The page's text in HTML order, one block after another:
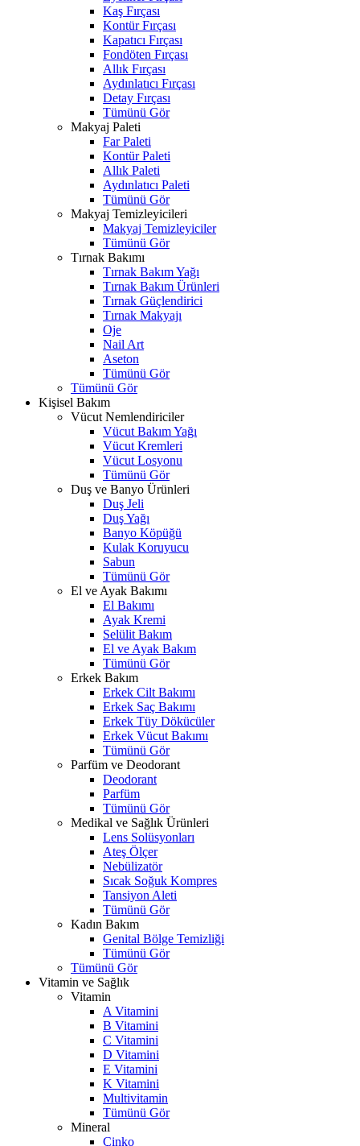
Kaş Fırçası
Kontür Fırçası
Kapatıcı Fırçası
Fondöten Fırçası
Allık Fırçası
Aydınlatıcı Fırçası
Detay Fırçası
Tümünü Gör
Makyaj Paleti
Far Paleti
Kontür Paleti
Allık Paleti
Aydınlatıcı Paleti
Tümünü Gör
Makyaj Temizleyicileri
Makyaj Temizleyiciler
Tümünü Gör
Tırnak Bakımı
Tırnak Bakım Yağı
Tırnak Bakım Ürünleri
Tırnak Güçlendirici
Tırnak Makyajı
Oje
Nail Art
Aseton
Tümünü Gör
Tümünü Gör
Kişisel Bakım
Vücut Nemlendiriciler
Vücut Bakım Yağı
Vücut Kremleri
Vücut Losyonu
Tümünü Gör
Duş ve Banyo Ürünleri
Duş Jeli
Duş Yağı
Banyo Köpüğü
Kulak Koruyucu
Sabun
Tümünü Gör
El ve Ayak Bakımı
El Bakımı
Ayak Kremi
Selülit Bakım
El ve Ayak Bakım
Tümünü Gör
Erkek Bakım
Erkek Cilt Bakımı
Erkek Saç Bakımı
Erkek Tüy Dökücüler
Erkek Vücut Bakımı
Tümünü Gör
Parfüm ve Deodorant
Deodorant
Parfüm
Tümünü Gör
Medikal ve Sağlık Ürünleri
Lens Solüsyonları
Ateş Ölçer
Nebülizatör
Sıcak Soğuk Kompres
Tansiyon Aleti
Tümünü Gör
Kadın Bakım
Genital Bölge Temizliği
Tümünü Gör
Tümünü Gör
Vitamin ve Sağlık
Vitamin
A Vitamini
B Vitamini
C Vitamini
D Vitamini
E Vitamini
K Vitamini
Multivitamin
Tümünü Gör
Mineral
Çinko